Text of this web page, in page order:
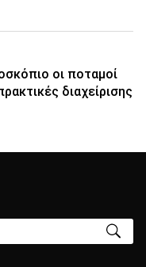
οι ποταμοί
διαχείρισης